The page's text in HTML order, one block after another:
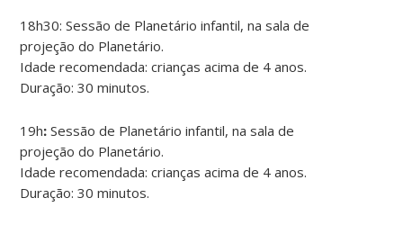
18h30: Sessão de Planetário infantil, na sala de
projeção do Planetário.
Idade recomendada: crianças acima de 4 anos.
Duração: 30 minutos.
19h: Sessão de Planetário infantil, na sala de
projeção do Planetário.
Idade recomendada: crianças acima de 4 anos.
Duração: 30 minutos.